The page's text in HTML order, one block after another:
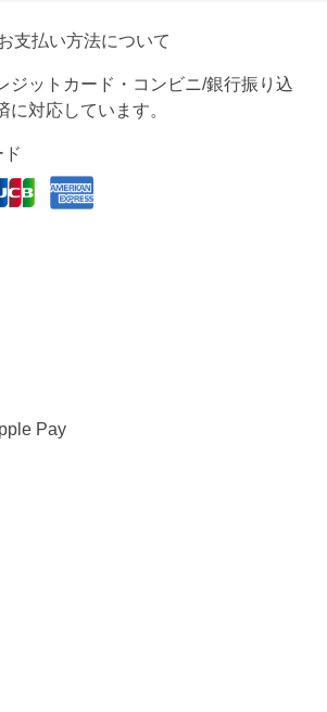
支払い方法について
ジットカード・コンビニ/銀行振り込
に対応しています。
Pay